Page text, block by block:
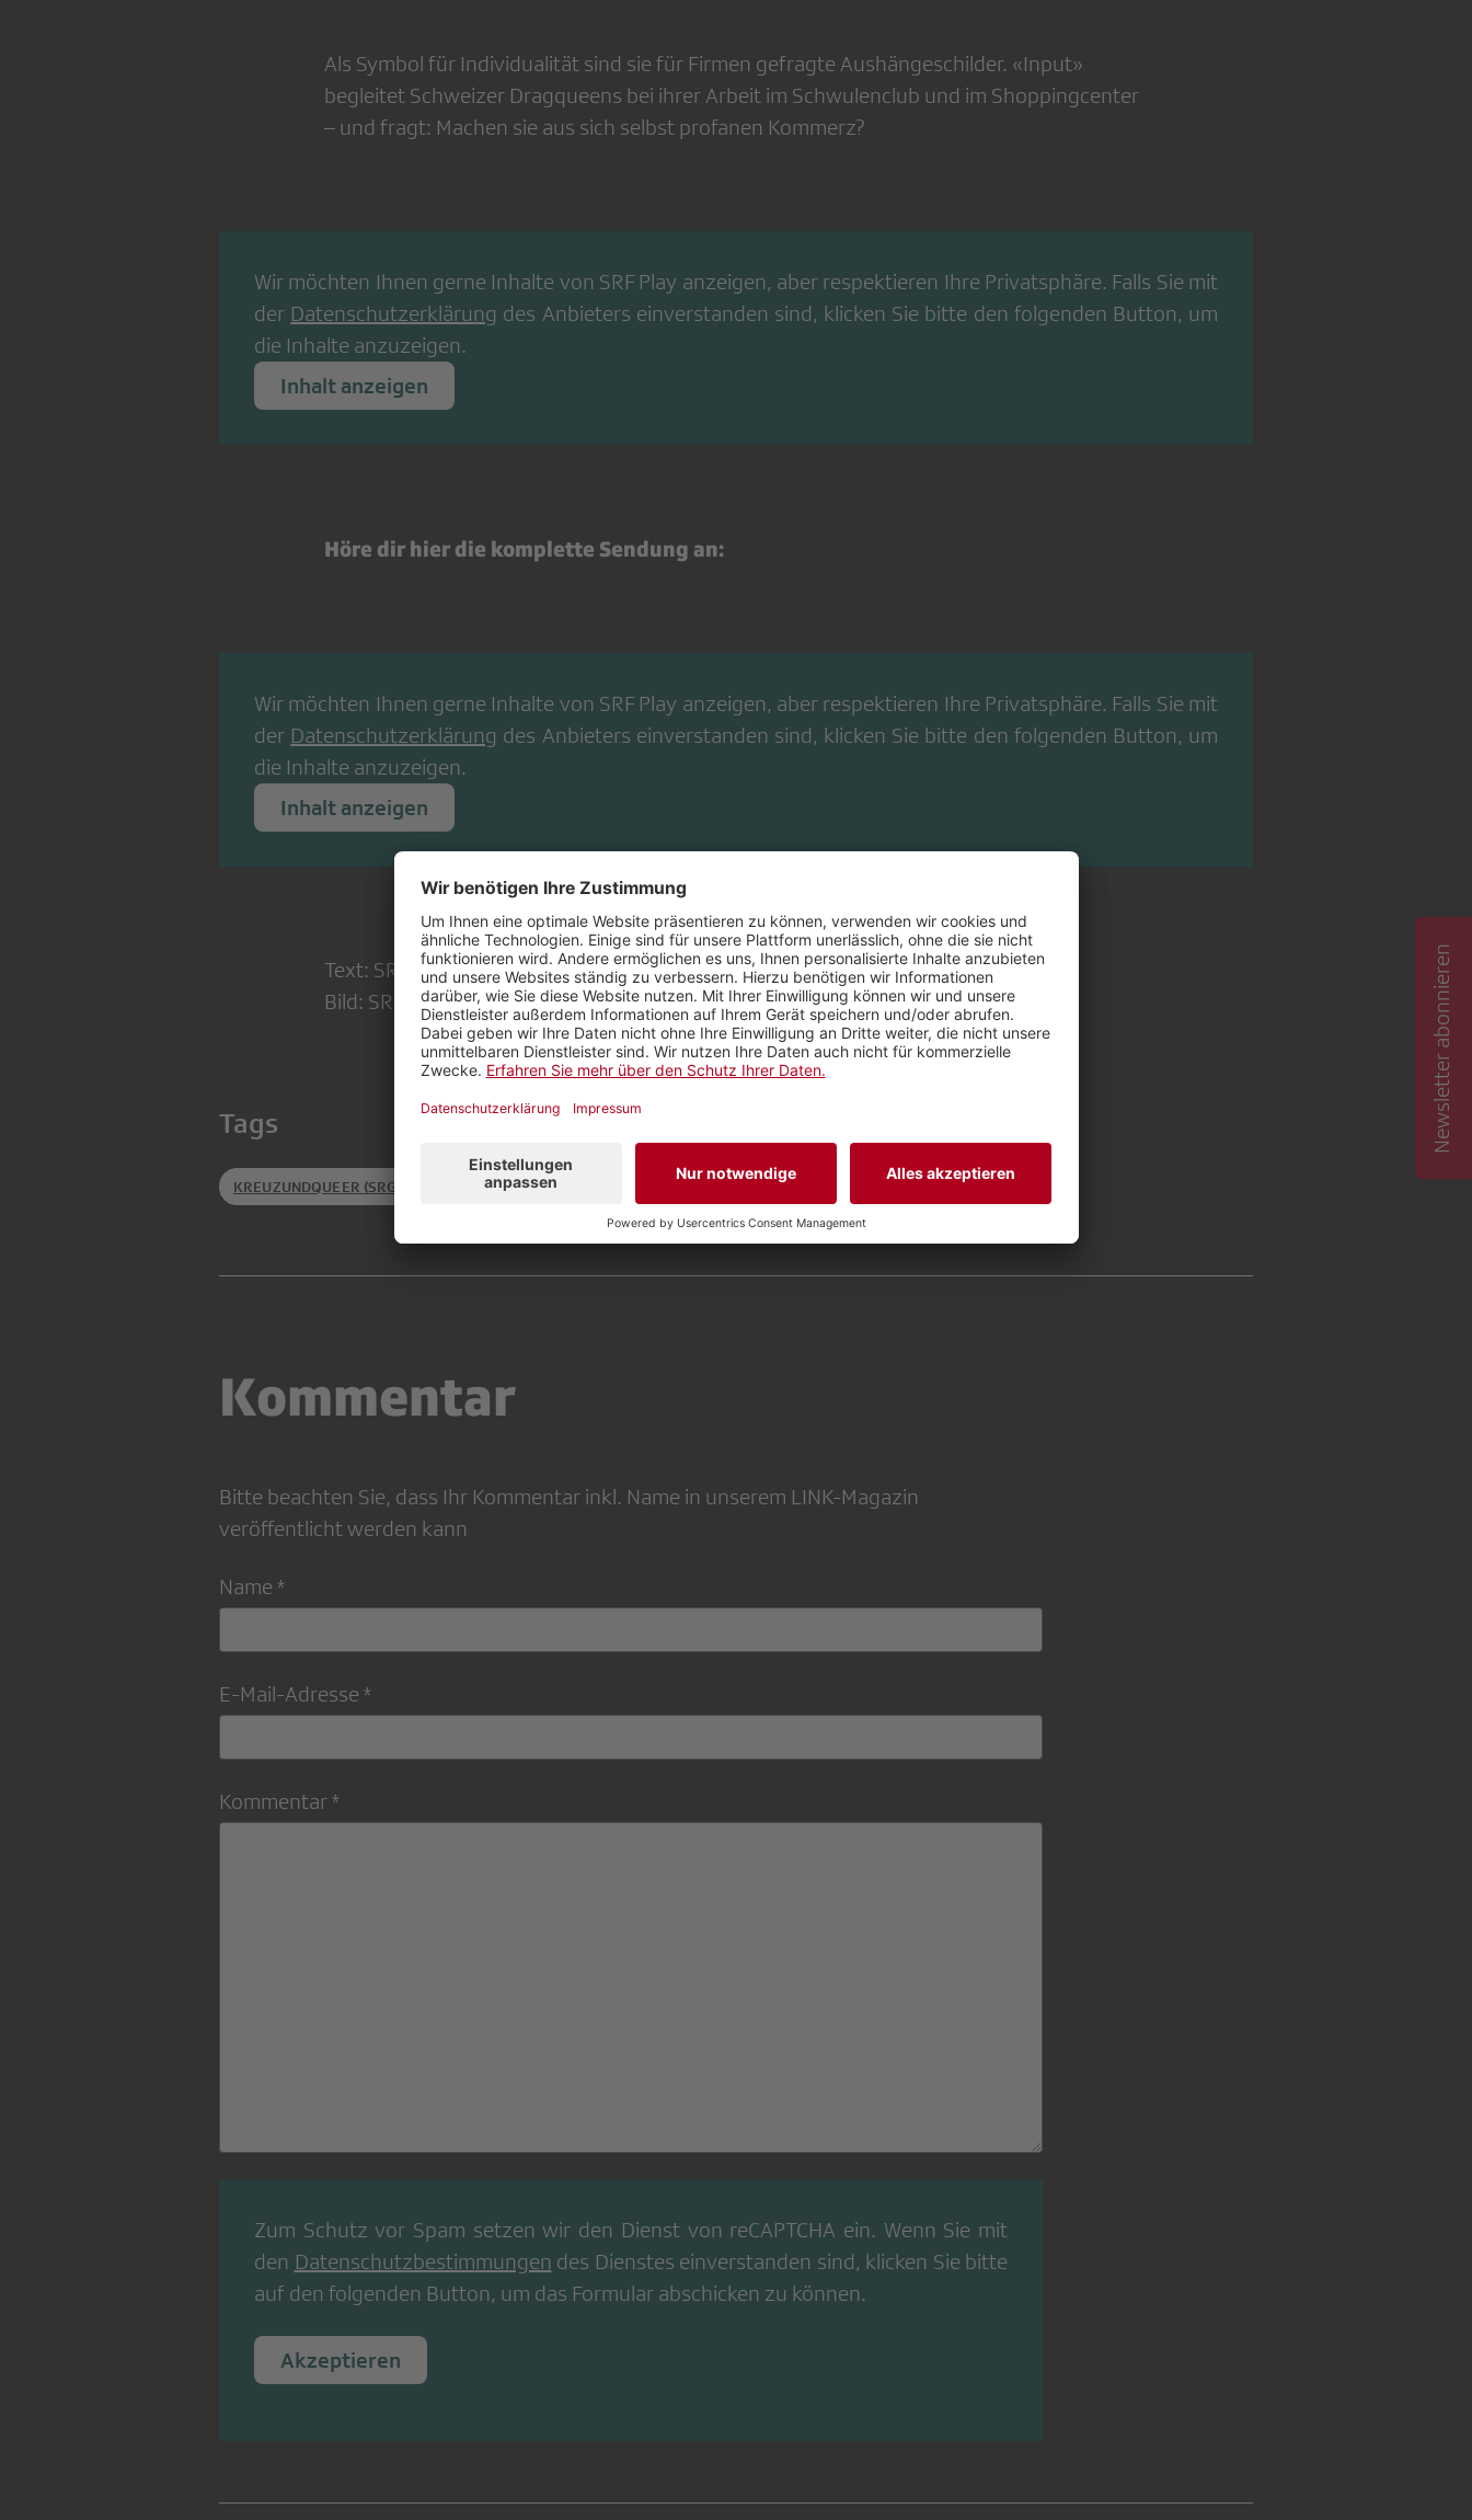
Als Symbol für Individualität sind sie für Firmen gefragte Aushängeschilder. «Input»
begleitet Schweizer Dragqueens bei ihrer Arbeit im Schwulenclub und im Shoppingcenter
– und fragt: Machen sie aus sich selbst profanen Kommerz?
Wir möchten Ihnen gerne Inhalte von SRF Play anzeigen, aber respektieren Ihre Privatsphäre. Falls Sie mit
der Datenschutzerklärung des Anbieters einverstanden sind, klicken Sie bitte den folgenden Button, um
die Inhalte anzuzeigen.
Inhalt anzeigen
Höre dir hier die komplette Sendung an:
Wir möchten Ihnen gerne Inhalte von SRF Play anzeigen, aber respektieren Ihre Privatsphäre. Falls Sie mit
der Datenschutzerklärung des Anbieters einverstanden sind, klicken Sie bitte den folgenden Button, um
die Inhalte anzuzeigen.
Inhalt anzeigen
Text: SRF
Bild: SRF
Tags
KREUZUNDQUEER (SRGD) PROGRAMMTIPP
Kommentar
Bitte beachten Sie, dass Ihr Kommentar inkl. Name in unserem LINK-Magazin
veröffentlicht werden kann
Name *
E-Mail-Adresse *
Kommentar *
Zum Schutz vor Spam setzen wir den Dienst von reCAPTCHA ein. Wenn Sie mit
den Datenschutzbestimmungen des Dienstes einverstanden sind, klicken Sie bitte
auf den folgenden Button, um das Formular abschicken zu können.
Akzeptieren
Newsletter abonnieren